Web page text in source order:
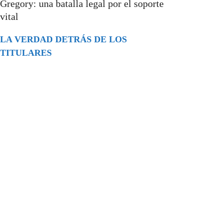
Gregory: una batalla legal por el soporte
vital
LA VERDAD DETRÁS DE LOS
TITULARES